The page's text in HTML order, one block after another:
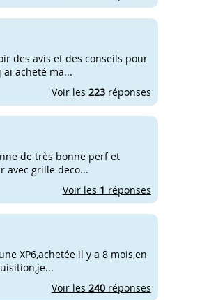
des avis et des conseils pour
acheté ma...
Voir les 223réponses
de très bonne perf et
avec grille deco...
Voir les 1 réponses
XP6,achetée il y a 8 mois,en
Voir les 240réponses